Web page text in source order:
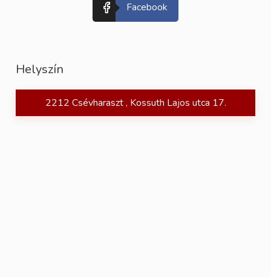
Facebook
Helyszín
2212 Csévharaszt , Kossuth Lajos utca 17.